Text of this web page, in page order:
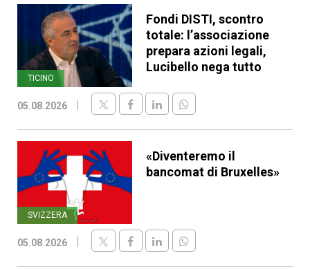
TICINO
Fondi DISTI, scontro
totale: l’associazione
prepara azioni legali,
Lucibello nega tutto
05.08.2026
SVIZZERA
«Diventeremo il
bancomat di Bruxelles»
05.08.2026